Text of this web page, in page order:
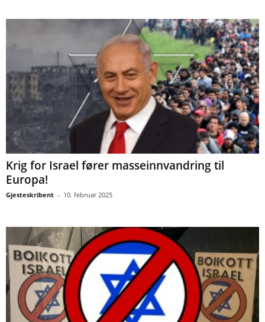
Krig for Israel fører masseinnvandring til
Europa!
Gjesteskribent - 10. februar 2025